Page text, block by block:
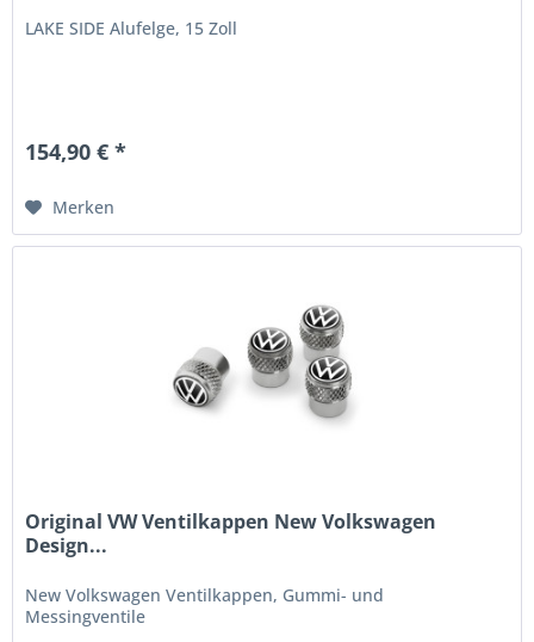
LAKE SIDE Alufelge, 15 Zoll
154,90 € *
Merken
Original VW Ventilkappen New Volkswagen
Design...
New Volkswagen Ventilkappen, Gummi- und
Messingventile